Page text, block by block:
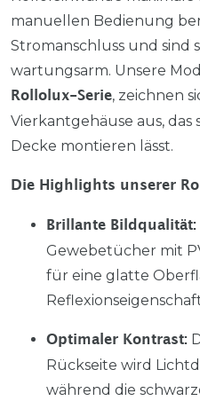
manuellen Bedienung
Stromanschluss und sind
wartungsarm. Unsere
Rollolux-Serie, zeichnen
Vierkantgehäuse aus,
Decke montieren lässt.
Die Highlights unserer
Brillante Bildqualität:
Gewebetücher mit
für eine glatte
Optimaler Kontrast:
Rückseite wird
während die